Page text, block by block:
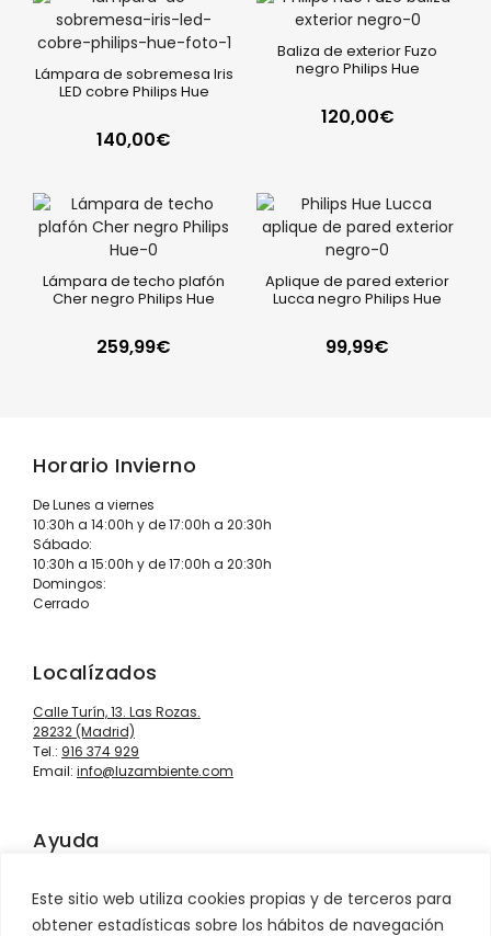
Este sitio web utiliza cookies propias y de terceros para
obtener estadísticas sobre los hábitos de navegación
Lámpara de sobremesa Iris
LED cobre Philips Hue
140,00€
Baliza de exterior Fuzo
negro Philips Hue
120,00€
Lámpara de techo plafón
Cher negro Philips Hue
259,99€
Aplique de pared exterior
Lucca negro Philips Hue
99,99€
Horario Invierno
De Lunes a viernes
10:30h a 14:00h y de 17:00h a 20:30h
Sábado:
10:30h a 15:00h y de 17:00h a 20:30h
Domingos:
Cerrado
Localízados
Calle Turín, 13. Las Rozas.
28232 (Madrid)
Tel.: 916 374 929
Email: info@luzambiente.com
Ayuda
Información sobre envíos
Condiciones de venta